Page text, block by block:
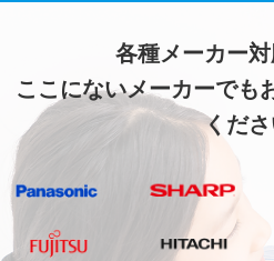
各種メーカー対
ここにないメーカーでも
くだ